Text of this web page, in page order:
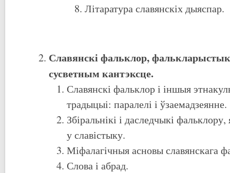
Літаратура славянскіх дыяспар.
Славянскі фальклор,
сусветным кантэксце.
Славянскі фальклор і іншыя
традыцыі: паралелі і ўзаемадзеянне.
Збіральнікі і даследчыкі фальклору,
у славістыку.
Міфалагічныя асновы славянскага
Слова і абрад.